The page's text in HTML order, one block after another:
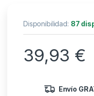
Disponibilidad: 87
39,93 €
Envío